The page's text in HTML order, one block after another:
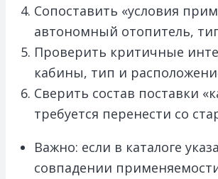
Сопоставить «условия
автономный отопитель,
Проверить критичные
кабины, тип и
Сверить состав поставки
требуется перенести со
Важно: если в каталоге
совпадении